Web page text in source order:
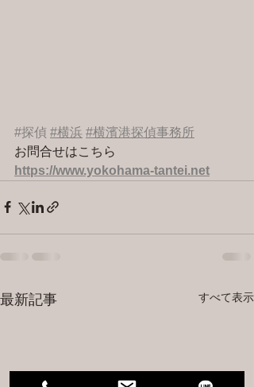
#探偵 #横浜 #横濱港探偵事務所
お問合せはこちら
https://www.yokohama-tantei.net
最新記事 すべて表示